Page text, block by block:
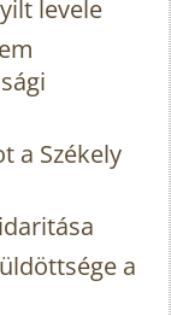
levele
a Székely
a